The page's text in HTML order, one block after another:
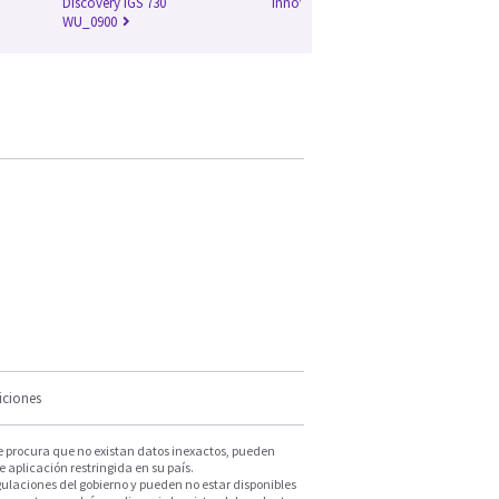
WU_0900
que no existan datos inexactos, pueden
aplicación restringida en su país.
del gobierno y pueden no estar disponibles